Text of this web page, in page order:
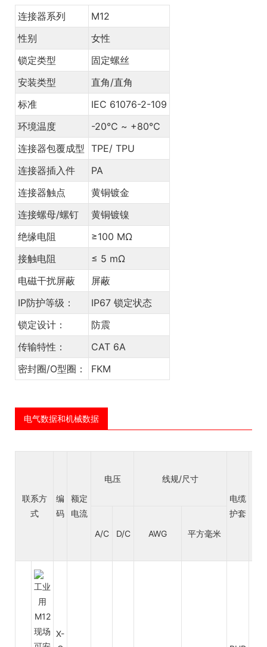
连接器系列
M12
性别
女性
锁定类型
固定螺丝
安装类型
直角/直角
标准
IEC 61076-2-109
环境温度
-20℃ ~ +80℃
连接器包覆成型 TPE/ TPU
连接器插入件
PA
连接器触点
黄铜镀金
连接螺母/螺钉
黄铜镀镍
绝缘电阻
≥100 MΩ
接触电阻
≤ 5 mΩ
电磁干扰屏蔽
屏蔽
IP防护等级：
IP67 锁定状态
锁定设计：
防震
传输特性：
CAT 6A
密封圈/O型圈：
FKM
电气数据和机械数据
联系方
式
编
码
额定
电流
电压
线规/尺寸
电缆
护套
A/C
D/C AWG 平方毫米
X-